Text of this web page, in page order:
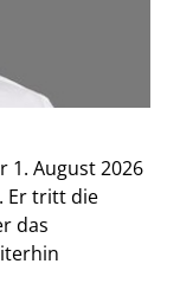
1. August 2026
Er tritt die
das